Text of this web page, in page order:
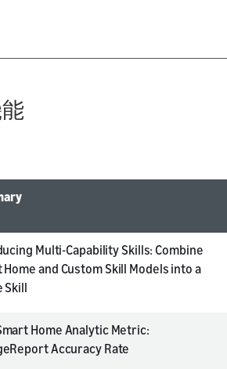
Multi-Capability Skills: Combine
Home and Custom Skill Models into a
Skill
Home Analytic Metric:
Accuracy Rate